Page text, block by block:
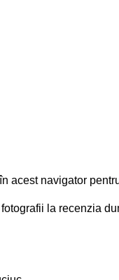
acest navigator
la recenzia